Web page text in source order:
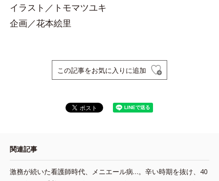
イラスト／トモマツユキ
企画／花本絵里
この記事をお気に入りに追加
関連記事
激務が続いた看護師時代、メニエール病…。辛い時期を抜け、40